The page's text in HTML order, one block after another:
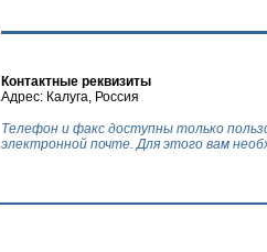
Контактные реквизиты
Адрес: Калуга, Россия
Телефон и факс доступны только
электронной почте. Для этого вам